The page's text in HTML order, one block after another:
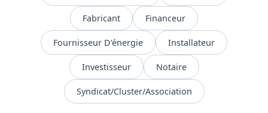
Fabricant Financeur
Fournisseur D'énergie Installateur
Investisseur Notaire
Syndicat/Cluster/Association